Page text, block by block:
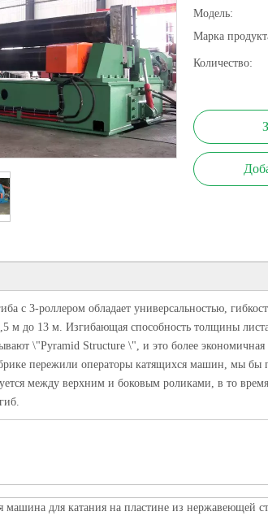
Модель:
Марка
Количество:
с 3-роллером обладает универсальностью,
м до 13 м. Изгибающая способность толщины
\"Pyramid Structure \", и это более
пережили операторы катящихся машин, мы бы
между верхним и боковым роликами, в то
машина для катания на пластине из нержавеющей